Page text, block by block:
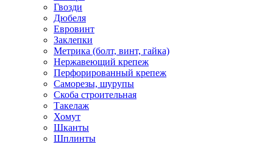
Гвозди
Дюбеля
Евровинт
Заклепки
Метрика (болт, винт, гайка)
Нержавеющий крепеж
Перфорированный крепеж
Саморезы, шурупы
Скоба строительная
Такелаж
Хомут
Шканты
Шплинты